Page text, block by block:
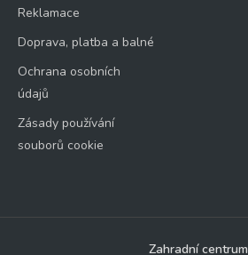
Reklamace
Doprava, platba a balné
Ochrana osobních
údajů
Zásady používání
souborů cookie
Zahradní centrum